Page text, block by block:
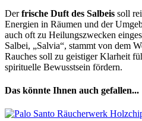
Derfrische Duft des Salbeis soll
Energien in Räumen und der
auch oft zu Heilungszwecken
Salbei, „Salvia“, stammt von dem
Rauches soll zu geistiger Klarheit
spirituelle Bewusstsein fördern.
Das könnte Ihnen auch gefallen...